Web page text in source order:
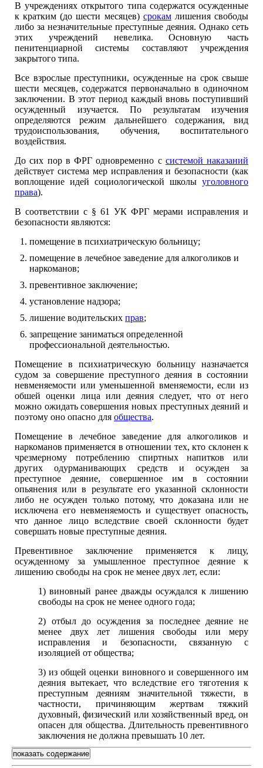
В учреждениях открытого типа содержатся осужденные
к кратким (до шести месяцев) срокамлишения свободы
либо за незначительные преступные деяния. Однако сеть
этих учреждений невелика. Основную часть
пенитенциарной системы составляют учреждения
закрытого типа.
Все взрослые преступники, осужденные на срок свыше
шести месяцев, содержатся первоначально в одиночном
заключении. В этот период каждый вновь поступивший
осужденный изучается. По результатам изучения
определяются режим дальнейшего содержания, вид
трудоиспользования, обучения, воспитательного
воздействия.
До сих пор в ФРГ одновременно с системой наказаний
действует система мер исправления и безопасности (как
воплощение идей социологической школы уголовного
права).
В соответствии с § 61 УК ФРГ мерами исправления и
безопасности являются:
помещение в психиатрическую больницу;
помещение в лечебное заведение для алкоголиков и
наркоманов;
превентивное заключение;
установление надзора;
лишение водительских прав;
запрещение заниматься определенной
профессиональной деятельностью.
Помещение в психиатрическую больницу назначается
судом за совершение преступного деяния в состоянии
невменяемости или уменьшенной вменяемости, если из
обшей оценки лица или деяния следует, что от него
можно ожидать совершения новых преступных деяний и
поэтому оно опасно для общества.
Помещение в лечебное заведение для алкоголиков и
наркоманов применяется в отношении тех, кто склонен к
чрезмерному потреблению спиртных напитков или
других одурманивающих средств и осужден за
преступное деяние, совершенное им в состоянии
опьянения или в результате его указанной склонности
либо не осужден только потому, что доказана или не
исключена его невменяемость и существует опасность,
что данное лицо вследствие своей склонности будет
совершать новые преступные деяния.
Превентивное заключение применяется к лицу,
осужденному за умышленное преступное деяние к
лишению свободы на срок не менее двух лет, если:
1) виновный ранее дважды осуждался к лишению
свободы на срок не менее одного года;
2) отбыл до осуждения за последнее деяние не
менее двух лет лишения свободы или меру
исправления и безопасности, связанную с
изоляцией от общества;
3) из общей оценки виновного и совершенного им
деяния вытекает, что вследствие его тяготения к
преступным деяниям значительной тяжести, в
частности, причиняющим жертвам тяжкий
духовный, физический или хозяйственный вред, он
опасен для общества. Длительность превентивного
заключения не должна превышать 10 лет.
показать содержание